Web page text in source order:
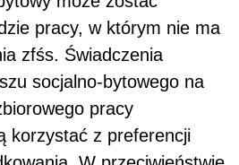
pracy, w którym nie ma
zfśs. Świadczenia
socjalno-bytowego na
pracy
korzystać z preferencji